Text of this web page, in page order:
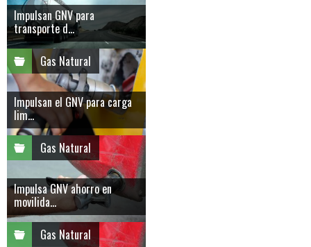
Impulsan GNV para
transporte d...
Gas Natural
Impulsan el GNV para carga
lim...
Gas Natural
Impulsa GNV ahorro en
movilida...
Gas Natural